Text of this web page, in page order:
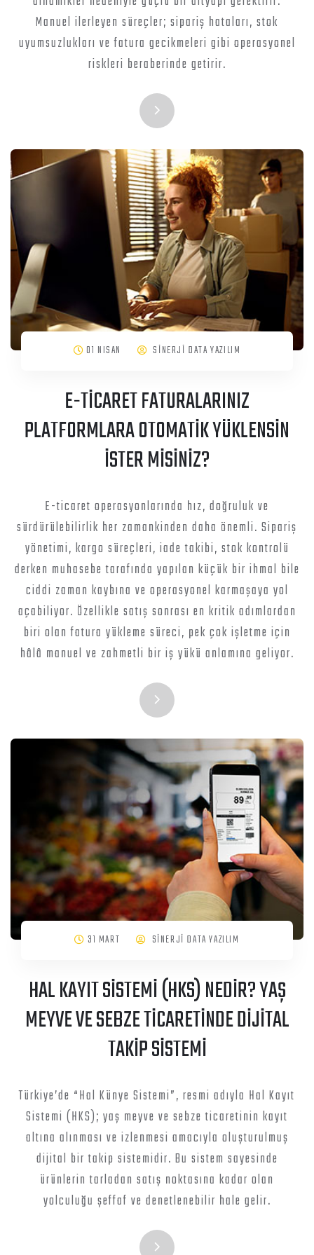
Manuel ilerleyen süreçler; sipariş hataları, stok
uyumsuzlukları ve fatura gecikmeleri gibi operasyonel
riskleri beraberinde getirir.
01 NISAN SİNERJİ DATA YAZILIM
E-TİCARET FATURALARINIZ
PLATFORMLARA OTOMATİK YÜKLENSİN
İSTER MİSİNİZ?
E-ticaret operasyonlarında hız, doğruluk ve
sürdürülebilirlik her zamankinden daha önemli. Sipariş
yönetimi, kargo süreçleri, iade takibi, stok kontrolü
derken muhasebe tarafında yapılan küçük bir ihmal bile
ciddi zaman kaybına ve operasyonel karmaşaya yol
açabiliyor. Özellikle satış sonrası en kritik adımlardan
biri olan fatura yükleme süreci, pek çok işletme için
hâlâ manuel ve zahmetli bir iş yükü anlamına geliyor.
31 MART SİNERJİ DATA YAZILIM
HAL KAYIT SİSTEMİ (HKS) NEDİR? YAŞ
MEYVE VE SEBZE TİCARETİNDE DİJİTAL
TAKİP SİSTEMİ
Türkiye’de “Hal Künye Sistemi”, resmi adıyla Hal Kayıt
Sistemi (HKS); yaş meyve ve sebze ticaretinin kayıt
altına alınması ve izlenmesi amacıyla oluşturulmuş
dijital bir takip sistemidir. Bu sistem sayesinde
ürünlerin tarladan satış noktasına kadar olan
yolculuğu şeffaf ve denetlenebilir hale gelir.